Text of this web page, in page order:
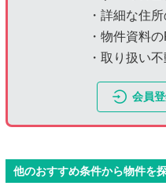
・詳細な住
・物件資料
・取り扱い
会員
他のおすすめ条件から物件を